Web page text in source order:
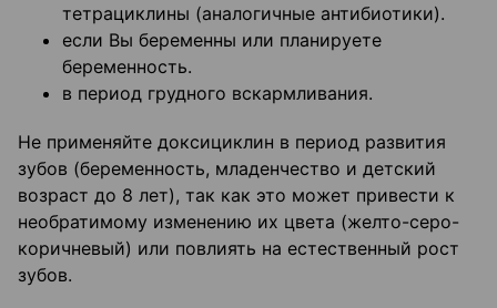
тетрациклины (аналогичные антибиотики).
если Вы беременны или планируете
беременность.
в период грудного вскармливания.
Не применяйте доксициклин в период развития
зубов (беременность, младенчество и детский
возраст до 8 лет), так как это может привести к
необратимому изменению их цвета (желто-серо-
коричневый) или повлиять на естественный рост
зубов.